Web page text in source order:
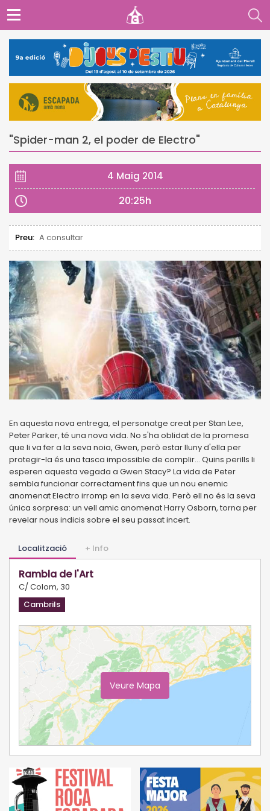
"Spider-man 2, el poder de Electro"
4 Maig 2014
20:25h
Preu: A consultar
En aquesta nova entrega, el personatge creat per Stan Lee,
Peter Parker, té una nova vida. No s'ha oblidat de la promesa
que li va fer a la seva noia, Gwen, però estar lluny d'ella per
protegir-la és una tasca impossible de complir... Quins perills li
esperen aquesta vegada a Gwen Stacy? La vida de Peter
sembla funcionar correctament fins que un nou enemic
anomenat Electro irromp en la seva vida. Però ell no és la seva
única sorpresa: un vell amic anomenat Harry Osborn, torna per
revelar nous indicis sobre el seu passat incert.
Localització + Info
Rambla de l'Art
C/ Colom, 30
Cambrils
Veure Mapa